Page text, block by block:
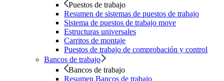
Puestos de trabajo
Resumen de sistemas de puestos de trabajo
Sistema de puestos de trabajo move
Estructuras universales
Carritos de montaje
Puestos de trabajo de comprobación y control
Bancos de trabajo
Bancos de trabajo
Resumen Bancos de trabajo